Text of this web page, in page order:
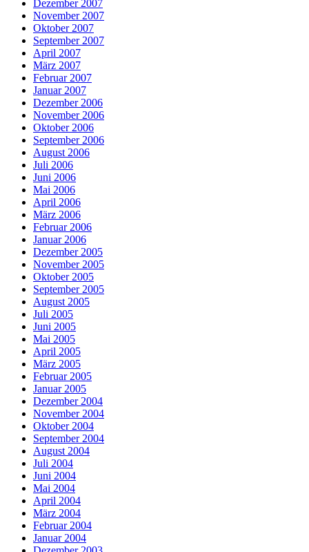
Dezember 2007
November 2007
Oktober 2007
September 2007
April 2007
März 2007
Februar 2007
Januar 2007
Dezember 2006
November 2006
Oktober 2006
September 2006
August 2006
Juli 2006
Juni 2006
Mai 2006
April 2006
März 2006
Februar 2006
Januar 2006
Dezember 2005
November 2005
Oktober 2005
September 2005
August 2005
Juli 2005
Juni 2005
Mai 2005
April 2005
März 2005
Februar 2005
Januar 2005
Dezember 2004
November 2004
Oktober 2004
September 2004
August 2004
Juli 2004
Juni 2004
Mai 2004
April 2004
März 2004
Februar 2004
Januar 2004